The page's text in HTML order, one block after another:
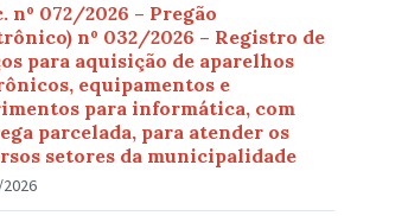
nº 072/2026 – Pregão
nº 032/2026 – Registro de
para aquisição de aparelhos
equipamentos e
para informática, com
parcelada, para atender os
setores da municipalidade